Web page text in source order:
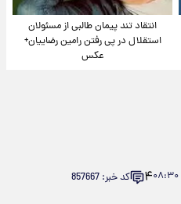
انتقاد تند پیمان طالبی از مسئولان
استقلال در پی رفتن رامین رضاییان+
عکس
۰۸:۳۰۴ کد خبر: 857667